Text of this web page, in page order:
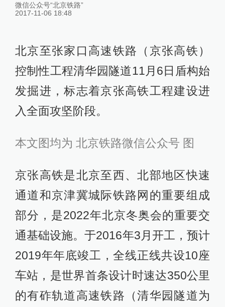
微信公众号“北京铁路”
2017-11-06 18:48
北京至张家口高速铁路（京张高铁）
控制性工程清华园隧道11月6日盾构始
发掘进，标志着京张高铁工程建设进
入全面攻坚阶段。
本文图均为 北京铁路微信公众号 图
京张高铁是北京至西、北部地区快速
通道和京津冀城际铁路网的重要组成
部分，是2022年北京冬奥会的重要交
通基础设施。于2016年3月开工，预计
2019年年底竣工，全线正线共设10座
车站，是世界首条设计时速达350公里
的有砟轨道高速铁路（清华园隧道为